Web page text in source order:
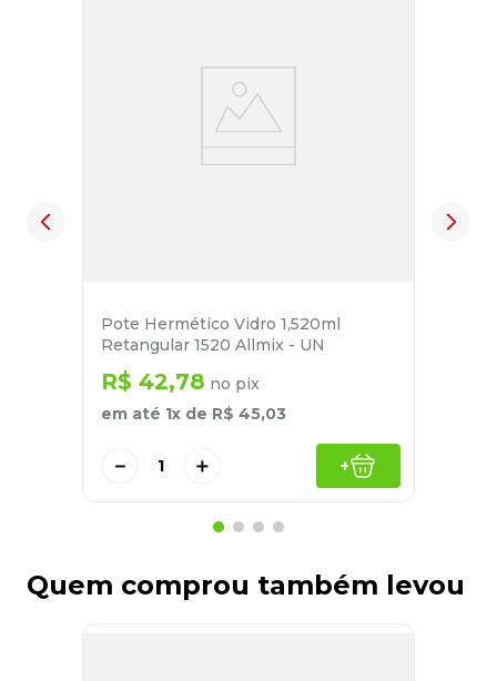
Pote Hermético Vidro 1,520ml
Retangular 1520 Allmix - UN
R$ 42,78 no pix
em até 1x de R$ 45,03
＋
－ +
Quem comprou também levou